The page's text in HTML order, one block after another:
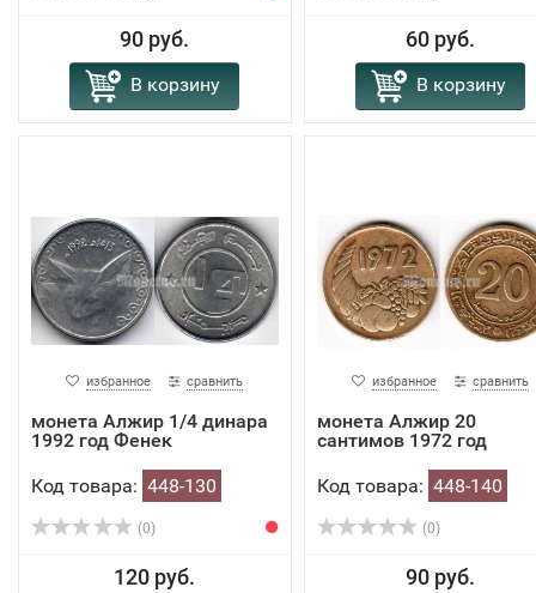
90 руб.
В корзину
60 руб.
В корзину
избранное сравнить
монета Алжир 1/4 динара
1992 год Фенек
Код товара: 448-130
(0)
120 руб.
избранное сравнить
монета Алжир 20
сантимов 1972 год
Код товара: 448-140
(0)
90 руб.